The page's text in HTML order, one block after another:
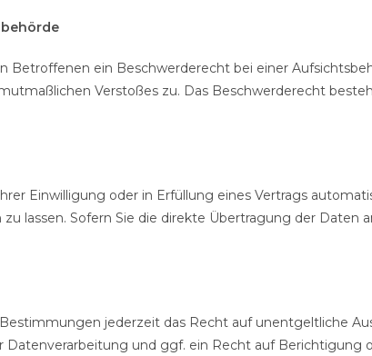
Betroffenen ein Beschwerderecht bei einer
Verstoßes zu. Das Beschwerderecht
Einwilligung oder in Erfüllung eines Vertrags
lassen. Sofern Sie die direkte Übertragung der Daten
jederzeit das Recht auf unentgeltliche
und ggf. ein Recht auf Berichtigung